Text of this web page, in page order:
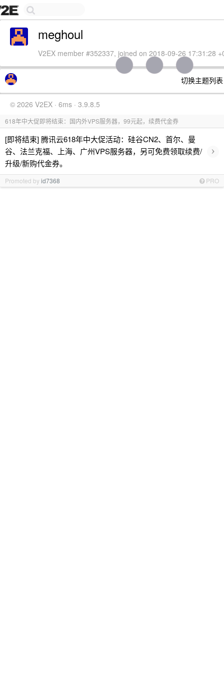
meghoul
V2EX member #352337, joined on 2018-09-26 17:31:28
切换主题列
© 2026 V2EX · 6ms · 3.9.8.5
618年中大促即将结束：国内外VPS服务器，99元起，续费代金券
[即将结束] 腾讯云618年中大促活动：硅谷CN2、首尔、曼
谷、法兰克福、上海、广州VPS服务器，另可免费领取续费/
升级/新购代金券。
›
Promoted byid7368 PRO